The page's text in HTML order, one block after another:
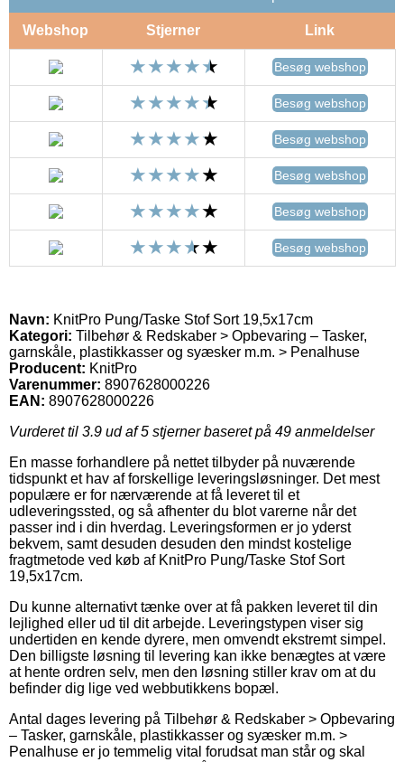
Webshop Stjerner Link
Besøg webshop
Besøg webshop
Besøg webshop
Besøg webshop
Besøg webshop
Besøg webshop
Navn: KnitPro Pung/Taske Stof Sort 19,5x17cm
Kategori: Tilbehør & Redskaber > Opbevaring – Tasker,
garnskåle, plastikkasser og syæsker m.m. > Penalhuse
Producent: KnitPro
Varenummer: 8907628000226
EAN: 8907628000226
Vurderet til 3.9 ud af 5 stjerner baseret på 49 anmeldelser
En masse forhandlere på nettet tilbyder på nuværende
tidspunkt et hav af forskellige leveringsløsninger. Det mest
populære er for nærværende at få leveret til et
udleveringssted, og så afhenter du blot varerne når det
passer ind i din hverdag. Leveringsformen er jo yderst
bekvem, samt desuden desuden den mindst kostelige
fragtmetode ved køb af KnitPro Pung/Taske Stof Sort
19,5x17cm.
Du kunne alternativt tænke over at få pakken leveret til din
lejlighed eller ud til dit arbejde. Leveringstypen viser sig
undertiden en kende dyrere, men omvendt ekstremt simpel.
Den billigste løsning til levering kan ikke benægtes at være
at hente ordren selv, men den løsning stiller krav om at du
befinder dig lige ved webbutikkens bopæl.
Antal dages levering på Tilbehør & Redskaber > Opbevaring
– Tasker, garnskåle, plastikkasser og syæsker m.m. >
Penalhuse er jo temmelig vital forudsat man står og skal